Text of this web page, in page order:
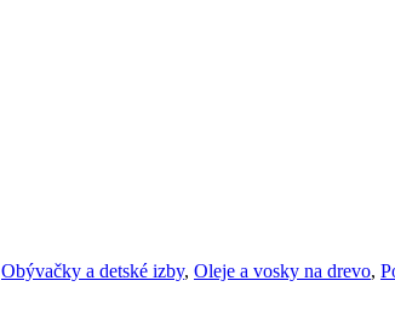
Obývačky a detské izby, Oleje a vosky na drevo,